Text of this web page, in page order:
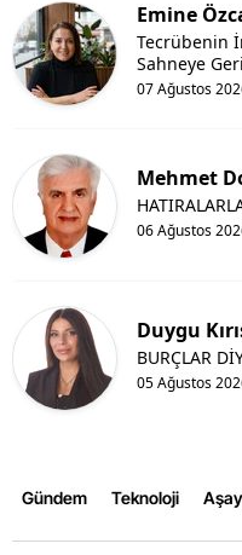
Emine
07 Ağustos
Tecrübenin
Sahneye
Mehmet
06 Ağustos
Duygu
05 Ağustos
BURÇLAR
Gündem Teknoloji